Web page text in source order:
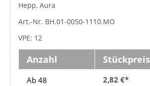
Hepp, Aura
Art.-Nr. BH.01-0050-1110.MO
VPE: 12
Anzahl Stückpreis
Ab 48 2,82 €*